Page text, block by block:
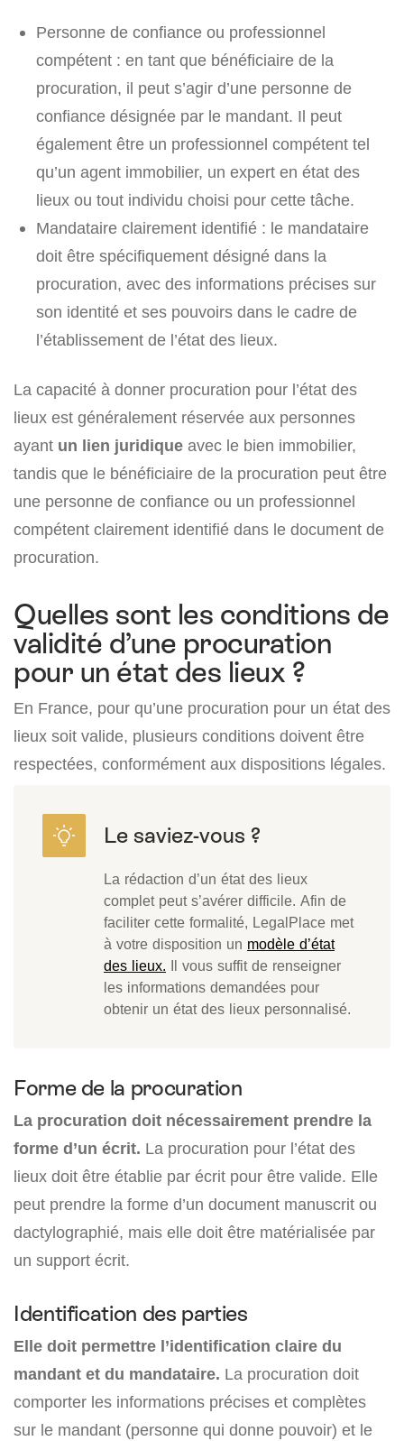
Personne de confiance ou professionnel
compétent : en tant que bénéficiaire de la
procuration, il peut s’agir d’une personne de
confiance désignée par le mandant. Il peut
également être un professionnel compétent tel
qu’un agent immobilier, un expert en état des
lieux ou tout individu choisi pour cette tâche.
Mandataire clairement identifié : le mandataire
doit être spécifiquement désigné dans la
procuration, avec des informations précises sur
son identité et ses pouvoirs dans le cadre de
l’établissement de l’état des lieux.
La capacité à donner procuration pour l’état des
lieux est généralement réservée aux personnes
ayant un lien juridique avec le bien immobilier,
tandis que le bénéficiaire de la procuration peut être
une personne de confiance ou un professionnel
compétent clairement identifié dans le document de
procuration.
Quelles sont les conditions de
validité d’une procuration
pour un état des lieux ?
En France, pour qu’une procuration pour un état des
lieux soit valide, plusieurs conditions doivent être
respectées, conformément aux dispositions légales.
La rédaction d’un état des lieux
complet peut s’avérer difficile. Afin de
faciliter cette formalité, LegalPlace met
à votre disposition un modèle d’état
des lieux. Il vous suffit de renseigner
les informations demandées pour
obtenir un état des lieux personnalisé.
Forme de la procuration
La procuration doit nécessairement prendre la
forme d’un écrit. La procuration pour l’état des
lieux doit être établie par écrit pour être valide. Elle
peut prendre la forme d’un document manuscrit ou
dactylographié, mais elle doit être matérialisée par
un support écrit.
Identification des parties
Elle doit permettre l’identification claire du
mandant et du mandataire. La procuration doit
comporter les informations précises et complètes
sur le mandant (personne qui donne pouvoir) et le